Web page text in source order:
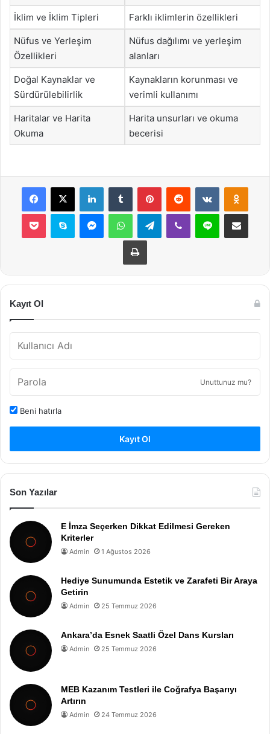
İklim ve İklim Tipleri Farklı iklimlerin özellikleri
Nüfus ve Yerleşim
Özellikleri
Nüfus dağılımı ve yerleşim
alanları
Doğal Kaynaklar ve
Sürdürülebilirlik
Kaynakların korunması ve
verimli kullanımı
Haritalar ve Harita
Okuma
Harita unsurları ve okuma
becerisi
Facebook
X LinkedInTumblr PinterestReddit VKontakte
Pocket Skype MessengerWhatsAppTelegramViber Line E-Posta ile
Yazdır
Kayıt Ol
Unuttunuz mu?
Beni hatırla
Kayıt Ol
Son Yazılar
E İmza Seçerken Dikkat Edilmesi Gereken
Kriterler
Admin 1 Ağustos 2026
Hediye Sunumunda Estetik ve Zarafeti Bir Araya
Getirin
Admin 25 Temmuz 2026
Ankara’da Esnek Saatli Özel Dans Kursları
Admin 25 Temmuz 2026
MEB Kazanım Testleri ile Coğrafya Başarıyı
Artırın
Admin 24 Temmuz 2026